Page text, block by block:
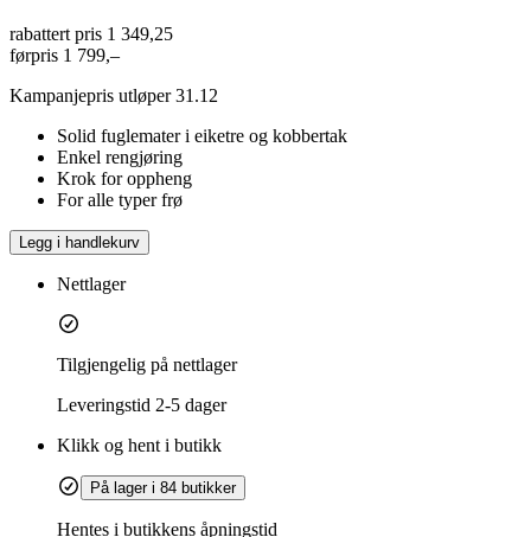
rabattert pris 1 349,25
førpris 1 799,–
Kampanjepris utløper 31.12
Solid fuglemater i eiketre og kobbertak
Enkel rengjøring
Krok for oppheng
For alle typer frø
Legg i handlekurv
Nettlager
Tilgjengelig på nettlager
Leveringstid 2-5 dager
Klikk og hent i butikk
På lager i 84 butikker
Hentes i butikkens åpningstid